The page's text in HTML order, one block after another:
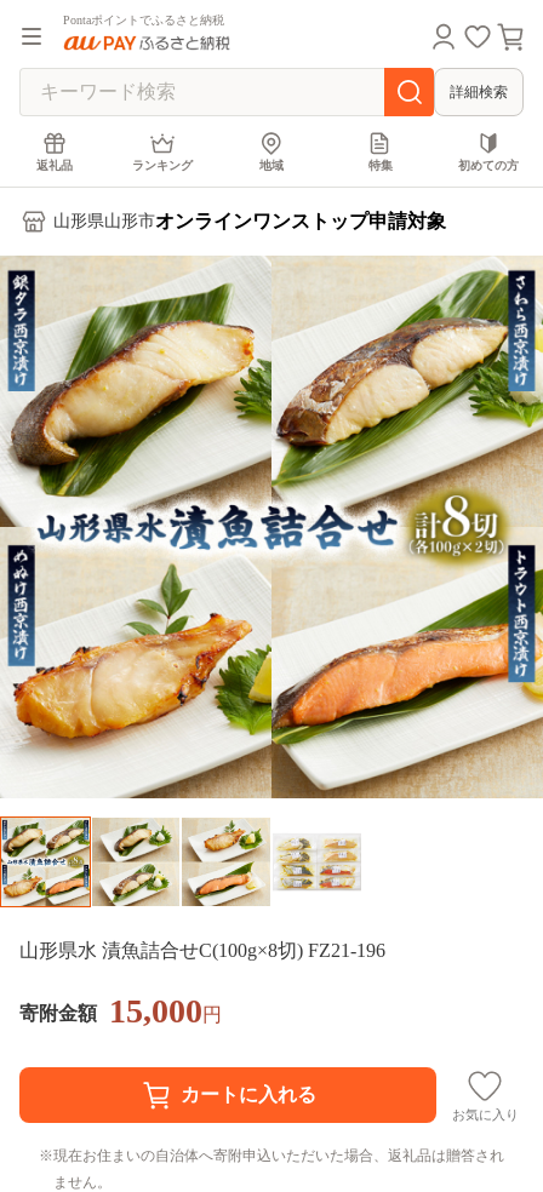
Pontaポイントでふるさと納税
詳細検索
返礼品 ランキング 地域 特集 初めての方
山形県山形市オンラインワンストップ申請対象
山形県水 漬魚詰合せC(100g×8切) FZ21-196
寄附金額 15,000円
お気に入り
現在お住まいの自治体へ寄附申込いただいた場合、返礼品は贈答され
ません。